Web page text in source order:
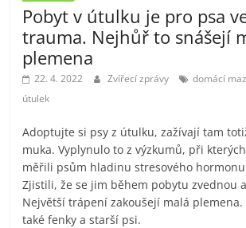
Pobyt v útulku je pro psa
trauma. Nejhůř to snášejí
plemena
22. 4. 2022 Zvířecí zprávy domácí
útulek
Adoptujte si psy z útulku, zažívají tam
muka. Vyplynulo to z výzkumů, při
měřili psům hladinu stresového
Zjistili, že se jim během pobytu zvednou
Největší trápení zakoušejí malá
také fenky a starší psi.